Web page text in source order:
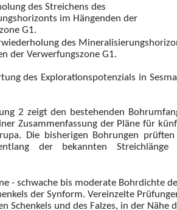
des Streichens des
im Hängenden der
G1.
des
der Verwerfungszone G1.
des Explorationspotenzials in
2 zeigt den bestehenden
Zusammenfassung der Pläne für
Die bisherigen Bohrungen
der bekannten Streichlänge
- schwache bis moderate Bohrdichte
der Synform. Vereinzelte
Schenkels und des Falzes, in der Nähe